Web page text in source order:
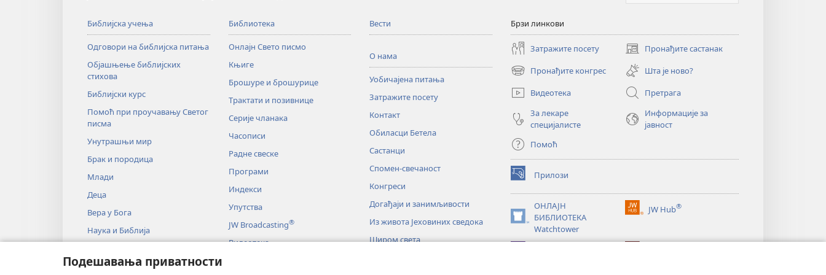
Подешавања приватности
Библијска учења
Одговори на библијска питања
Објашњење библијских
стихова
Библијски курс
Помоћ при проучавању Светог
писма
Унутрашњи мир
Брак и породица
Млади
Деца
Вера у Бога
Наука и Библија
Библиотека
Онлајн Свето писмо
Књиге
Брошуре и брошурице
Трактати и позивнице
Серије чланака
Часописи
Радне свеске
Програми
Индекси
Упутства
JW Broadcasting®
Видеотека
Вести
О нама
Уобичајена питања
Затражите посету
Контакт
Обиласци Бетела
Састанци
Спомен-свечаност
Конгреси
Догађаји и занимљивости
Из живота Јеховиних сведока
Широм света
Брзи линкови
Затражите посету Пронађите састанак
(отвара
нови
прозор)
Пронађите конгрес
(отвара
нови
прозор)
Шта је ново?
Видеотека
Претрага
За лекаре
специјалисте
Информације за
јавност
Помоћ
Прилози
(отвара
нови
прозор)ОНЛАЈН
БИБЛИОТЕКА
Watchtower
(отвара
JW Hub®
(отвара
прозор)